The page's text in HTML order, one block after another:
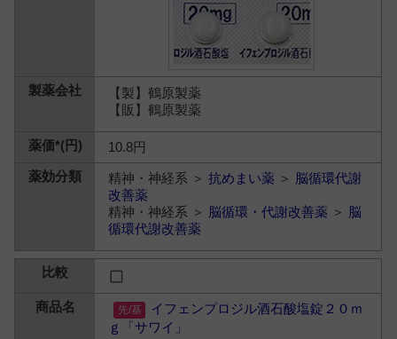
【製】鶴原製薬
【販】鶴原製薬
10.8円
精神・神経系 ＞抗めまい薬 ＞ 脳循環代謝
改善薬
精神・神経系 ＞ 脳循環・代謝改善薬 ＞ 脳
循環代謝改善薬
イフェンプロジル酒石酸塩錠２０ｍ
ｇ「サワイ」